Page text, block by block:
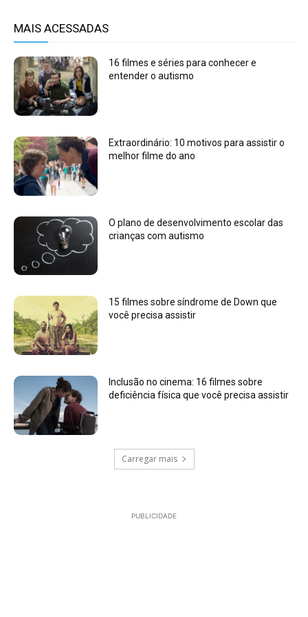
MAIS ACESSADAS
16 filmes e séries para conhecer e
entender o autismo
Extraordinário: 10 motivos para assistir o
melhor filme do ano
O plano de desenvolvimento escolar das
crianças com autismo
15 filmes sobre síndrome de Down que
você precisa assistir
Inclusão no cinema: 16 filmes sobre
deficiência física que você precisa assistir
Carregar mais
PUBLICIDADE